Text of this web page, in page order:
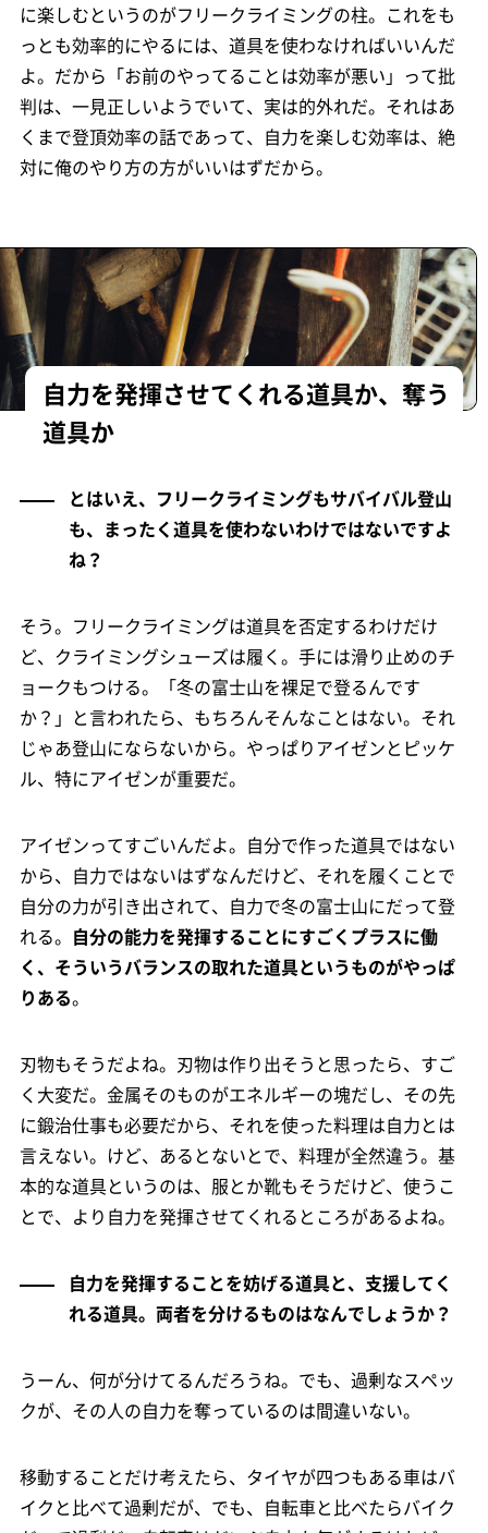
に楽しむというのがフリークライミングの柱。これをも
っとも効率的にやるには、道具を使わなければいいんだ
よ。だから「お前のやってることは効率が悪い」って批
判は、一見正しいようでいて、実は的外れだ。それはあ
くまで登頂効率の話であって、自力を楽しむ効率は、絶
対に俺のやり方の方がいいはずだから。
自力を発揮させてくれる道具か、奪う
道具か
とはいえ、フリークライミングもサバイバル登山
も、まったく道具を使わないわけではないですよ
ね？
そう。フリークライミングは道具を否定するわけだけ
ど、クライミングシューズは履く。手には滑り止めのチ
ョークもつける。「冬の富士山を裸足で登るんです
か？」と言われたら、もちろんそんなことはない。それ
じゃあ登山にならないから。やっぱりアイゼンとピッケ
ル、特にアイゼンが重要だ。
アイゼンってすごいんだよ。自分で作った道具ではない
から、自力ではないはずなんだけど、それを履くことで
自分の力が引き出されて、自力で冬の富士山にだって登
れる。 自分の能力を発揮することにすごくプラスに働
く、そういうバランスの取れた道具というものがやっぱ
りある。
刃物もそうだよね。刃物は作り出そうと思ったら、すご
く大変だ。金属そのものがエネルギーの塊だし、その先
に鍛治仕事も必要だから、それを使った料理は自力とは
言えない。けど、あるとないとで、料理が全然違う。基
本的な道具というのは、服とか靴もそうだけど、使うこ
とで、より自力を発揮させてくれるところがあるよね。
自力を発揮することを妨げる道具と、支援してく
れる道具。両者を分けるものはなんでしょうか？
うーん、何が分けてるんだろうね。でも、過剰なスペッ
クが、その人の自力を奪っているのは間違いない。
移動することだけ考えたら、タイヤが四つもある車はバ
イクと比べて過剰だが、でも、自転車と比べたらバイク